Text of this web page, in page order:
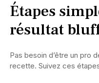
Étapes
résultat
Pas besoin d’être un pro
recette. Suivez ces